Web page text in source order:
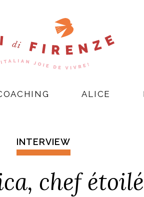
ALICE
INTERVIEW
chef